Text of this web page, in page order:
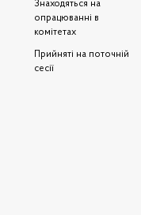
Знаходяться на
опрацюванні в
комітетах
Прийняті на поточній
сесії